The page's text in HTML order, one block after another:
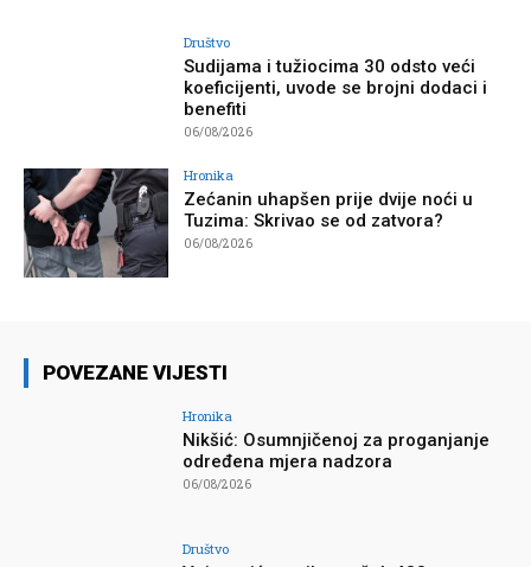
Društvo
Sudijama i tužiocima 30 odsto veći
koeficijenti, uvode se brojni dodaci i
benefiti
06/08/2026
Hronika
Zećanin uhapšen prije dvije noći u
Tuzima: Skrivao se od zatvora?
06/08/2026
POVEZANE VIJESTI
Hronika
Nikšić: Osumnjičenoj za proganjanje
određena mjera nadzora
06/08/2026
Društvo